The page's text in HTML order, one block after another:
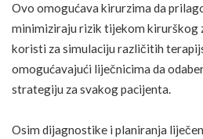
Ovo omogućava kirurzima da
minimiziraju rizik tijekom kirurškog
koristi za simulaciju različitih
omogućavajući liječnicima da
strategiju za svakog pacijenta.
Osim dijagnostike i planiranja